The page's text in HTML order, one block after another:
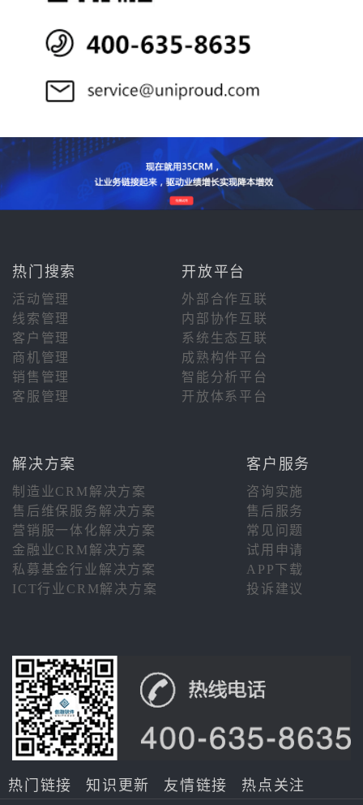
热门搜索 开放平台
活动管理
外部合作互联
线索管理
内部协作互联
客户管理
系统生态互联
商机管理
成熟构件平台
销售管理
智能分析平台
客服管理
开放体系平台
解决方案 客户服务
制造业CRM解决方案
咨询实施
售后维保服务解决方案
售后服务
营销服一体化解决方案
常见问题
金融业CRM解决方案
试用申请
私募基金行业解决方案
APP下载
ICT行业CRM解决方案
投诉建议
热门链接 知识更新 友情链接 热点关注